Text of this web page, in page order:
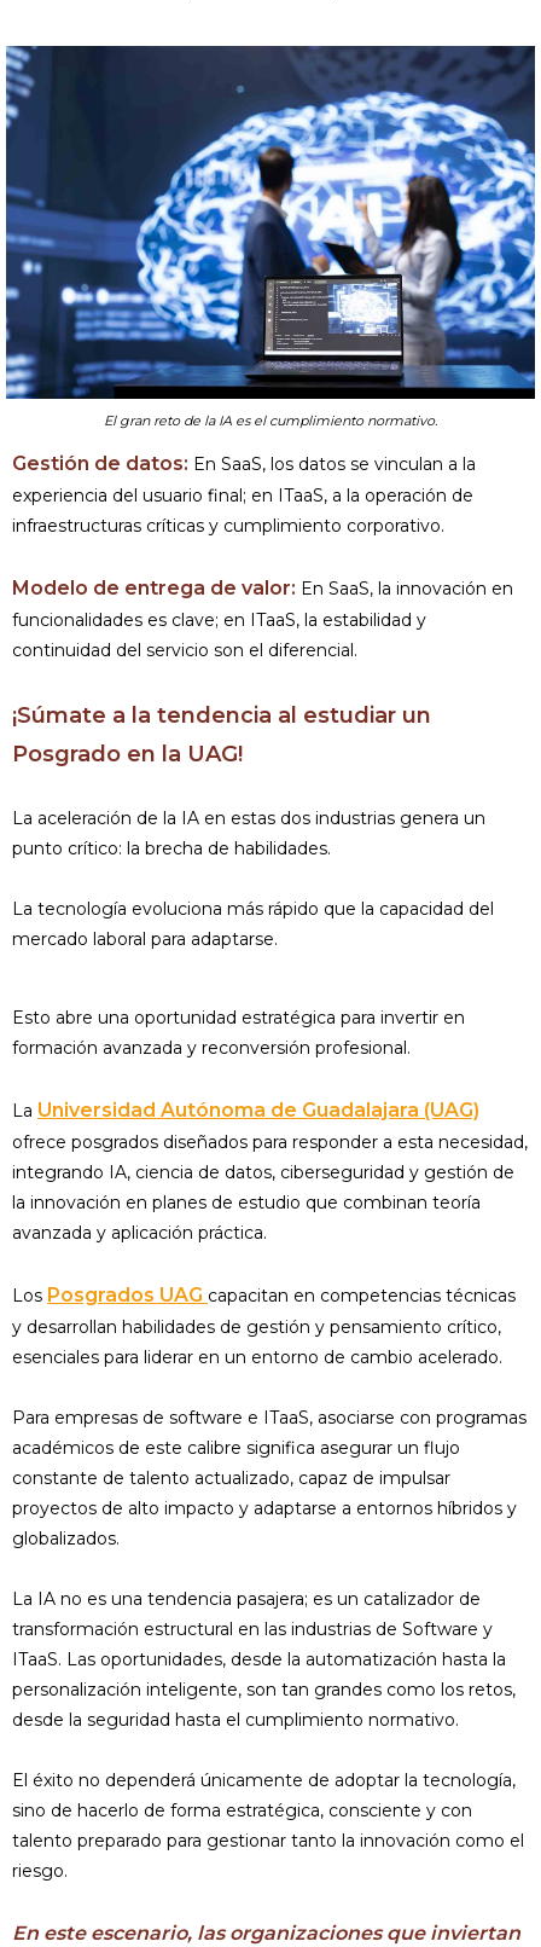
El gran reto de la IA es el cumplimiento normativo.
Gestión de datos: En SaaS, los datos se vinculan a la
experiencia del usuario final; en ITaaS, a la operación de
infraestructuras críticas y cumplimiento corporativo.
Modelo de entrega de valor: En SaaS, la innovación en
funcionalidades es clave; en ITaaS, la estabilidad y
continuidad del servicio son el diferencial.
¡Súmate a la tendencia al estudiar un
Posgrado en la UAG!
La aceleración de la IA en estas dos industrias genera un
punto crítico: la brecha de habilidades.
La tecnología evoluciona más rápido que la capacidad del
mercado laboral para adaptarse.
Esto abre una oportunidad estratégica para invertir en
formación avanzada y reconversión profesional.
La Universidad Autónoma de Guadalajara (UAG)
ofrece posgrados diseñados para responder a esta necesidad,
integrando IA, ciencia de datos, ciberseguridad y gestión de
la innovación en planes de estudio que combinan teoría
avanzada y aplicación práctica.
Los Posgrados UAG capacitan en competencias técnicas
y desarrollan habilidades de gestión y pensamiento crítico,
esenciales para liderar en un entorno de cambio acelerado.
Para empresas de software e ITaaS, asociarse con programas
académicos de este calibre significa asegurar un flujo
constante de talento actualizado, capaz de impulsar
proyectos de alto impacto y adaptarse a entornos híbridos y
globalizados.
La IA no es una tendencia pasajera; es un catalizador de
transformación estructural en las industrias de Software y
ITaaS. Las oportunidades, desde la automatización hasta la
personalización inteligente, son tan grandes como los retos,
desde la seguridad hasta el cumplimiento normativo.
El éxito no dependerá únicamente de adoptar la tecnología,
sino de hacerlo de forma estratégica, consciente y con
talento preparado para gestionar tanto la innovación como el
riesgo.
En este escenario, las organizaciones que inviertan